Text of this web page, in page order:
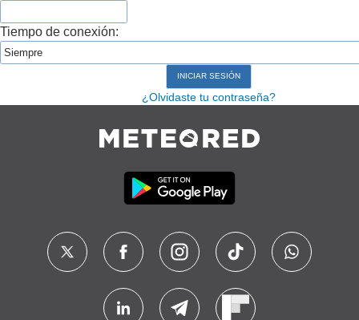
Tiempo de conexión:
¿Olvidaste tu contraseña?